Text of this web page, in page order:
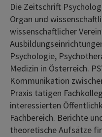
Die Zeitschrift
Organ und
wissenschaftlicher
Psychologie,
Medizin in Österreich.
Kommunikation
Praxis tätigen
interessierten
Fachbereich. Berichte
theoretische Aufsätze